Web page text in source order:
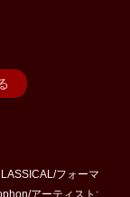
フォーマ